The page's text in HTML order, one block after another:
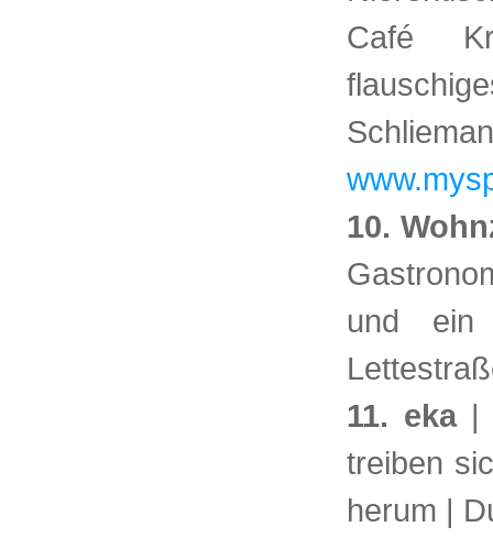
Café
10.
und ein
11. eka|
treiben
herum |